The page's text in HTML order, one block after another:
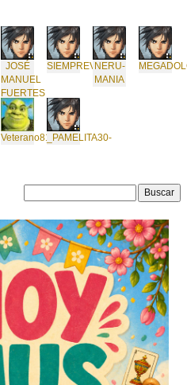
JOSÉ
MANUEL
FUERTES
SIEMPREVIVENERU-
MANIA
Veterano81 _PAMELITA30-